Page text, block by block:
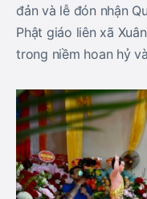
đản và lễ đón nhận
Phật giáo liên xã
trong niềm hoan hỷ